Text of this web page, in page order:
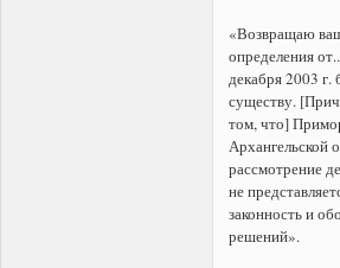
«Возвращаю
определения
декабря 2003 г.
существу.
том, что]
Архангельской
рассмотрение
не
законность и
решений».